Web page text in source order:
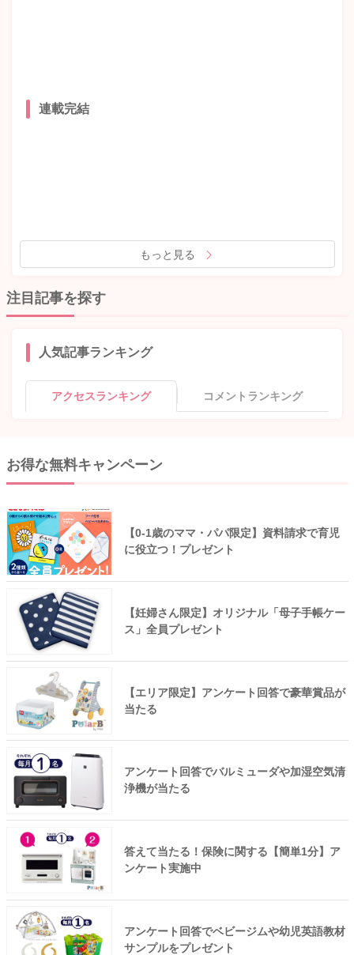
連載完結
もっと見る
注目記事を探す
人気記事ランキング
アクセスランキング コメントランキング
お得な無料キャンペーン
【0-1歳のママ・パパ限定】資料請求で育児
に役立つ！プレゼント
【妊婦さん限定】オリジナル「母子手帳ケー
ス」全員プレゼント
【エリア限定】アンケート回答で豪華賞品が
当たる
アンケート回答でバルミューダや加湿空気清
浄機が当たる
答えて当たる！保険に関する【簡単1分】ア
ンケート実施中
アンケート回答でベビージムや幼児英語教材
サンプルをプレゼント